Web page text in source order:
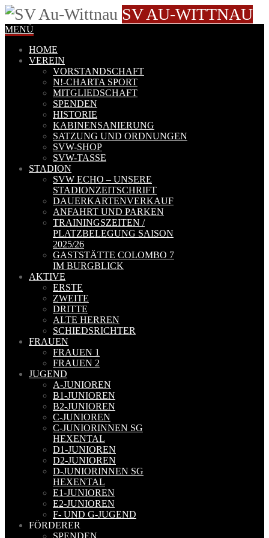
SV AU-WITTNAU
MENÜ
HOME
VEREIN
VORSTANDSCHAFT
N!-CHARTA SPORT
MITGLIEDSCHAFT
SPENDEN
HISTORIE
KABINENSANIERUNG
SATZUNG UND ORDNUNGEN
SVW-SHOP
SVW-TASSE
STADION
SVW ECHO – UNSERE
STADIONZEITSCHRIFT
DAUERKARTENVERKAUF
ANFAHRT UND PARKEN
TRAININGSZEITEN /
PLATZBELEGUNG SAISON
2025/26
GASTSTÄTTE COLOMBO 7
IM BURGBLICK
AKTIVE
ERSTE
ZWEITE
DRITTE
ALTE HERREN
SCHIEDSRICHTER
FRAUEN
FRAUEN 1
FRAUEN 2
JUGEND
A-JUNIOREN
B1-JUNIOREN
B2-JUNIOREN
C-JUNIOREN
C-JUNIORINNEN SG
HEXENTAL
D1-JUNIOREN
D2-JUNIOREN
D-JUNIORINNEN SG
HEXENTAL
E1-JUNIOREN
E2-JUNIOREN
F- UND G-JUGEND
FÖRDERER
SPENDEN